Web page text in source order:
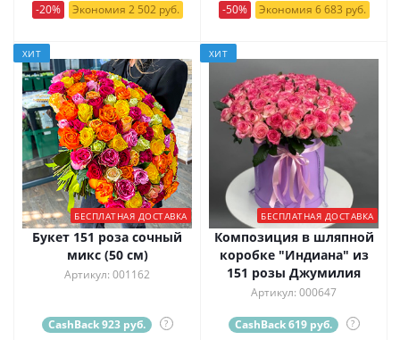
-20%
Экономия 2 502 руб.
-50%
Экономия 6 683 руб.
ХИТ
БЕСПЛАТНАЯ ДОСТАВКА
Букет 151 роза сочный
микс (50 см)
Артикул: 001162
CashBack 923 руб. ?
ХИТ
БЕСПЛАТНАЯ ДОСТАВКА
Композиция в шляпной
коробке "Индиана" из
151 розы Джумилия
Артикул: 000647
CashBack 619 руб. ?